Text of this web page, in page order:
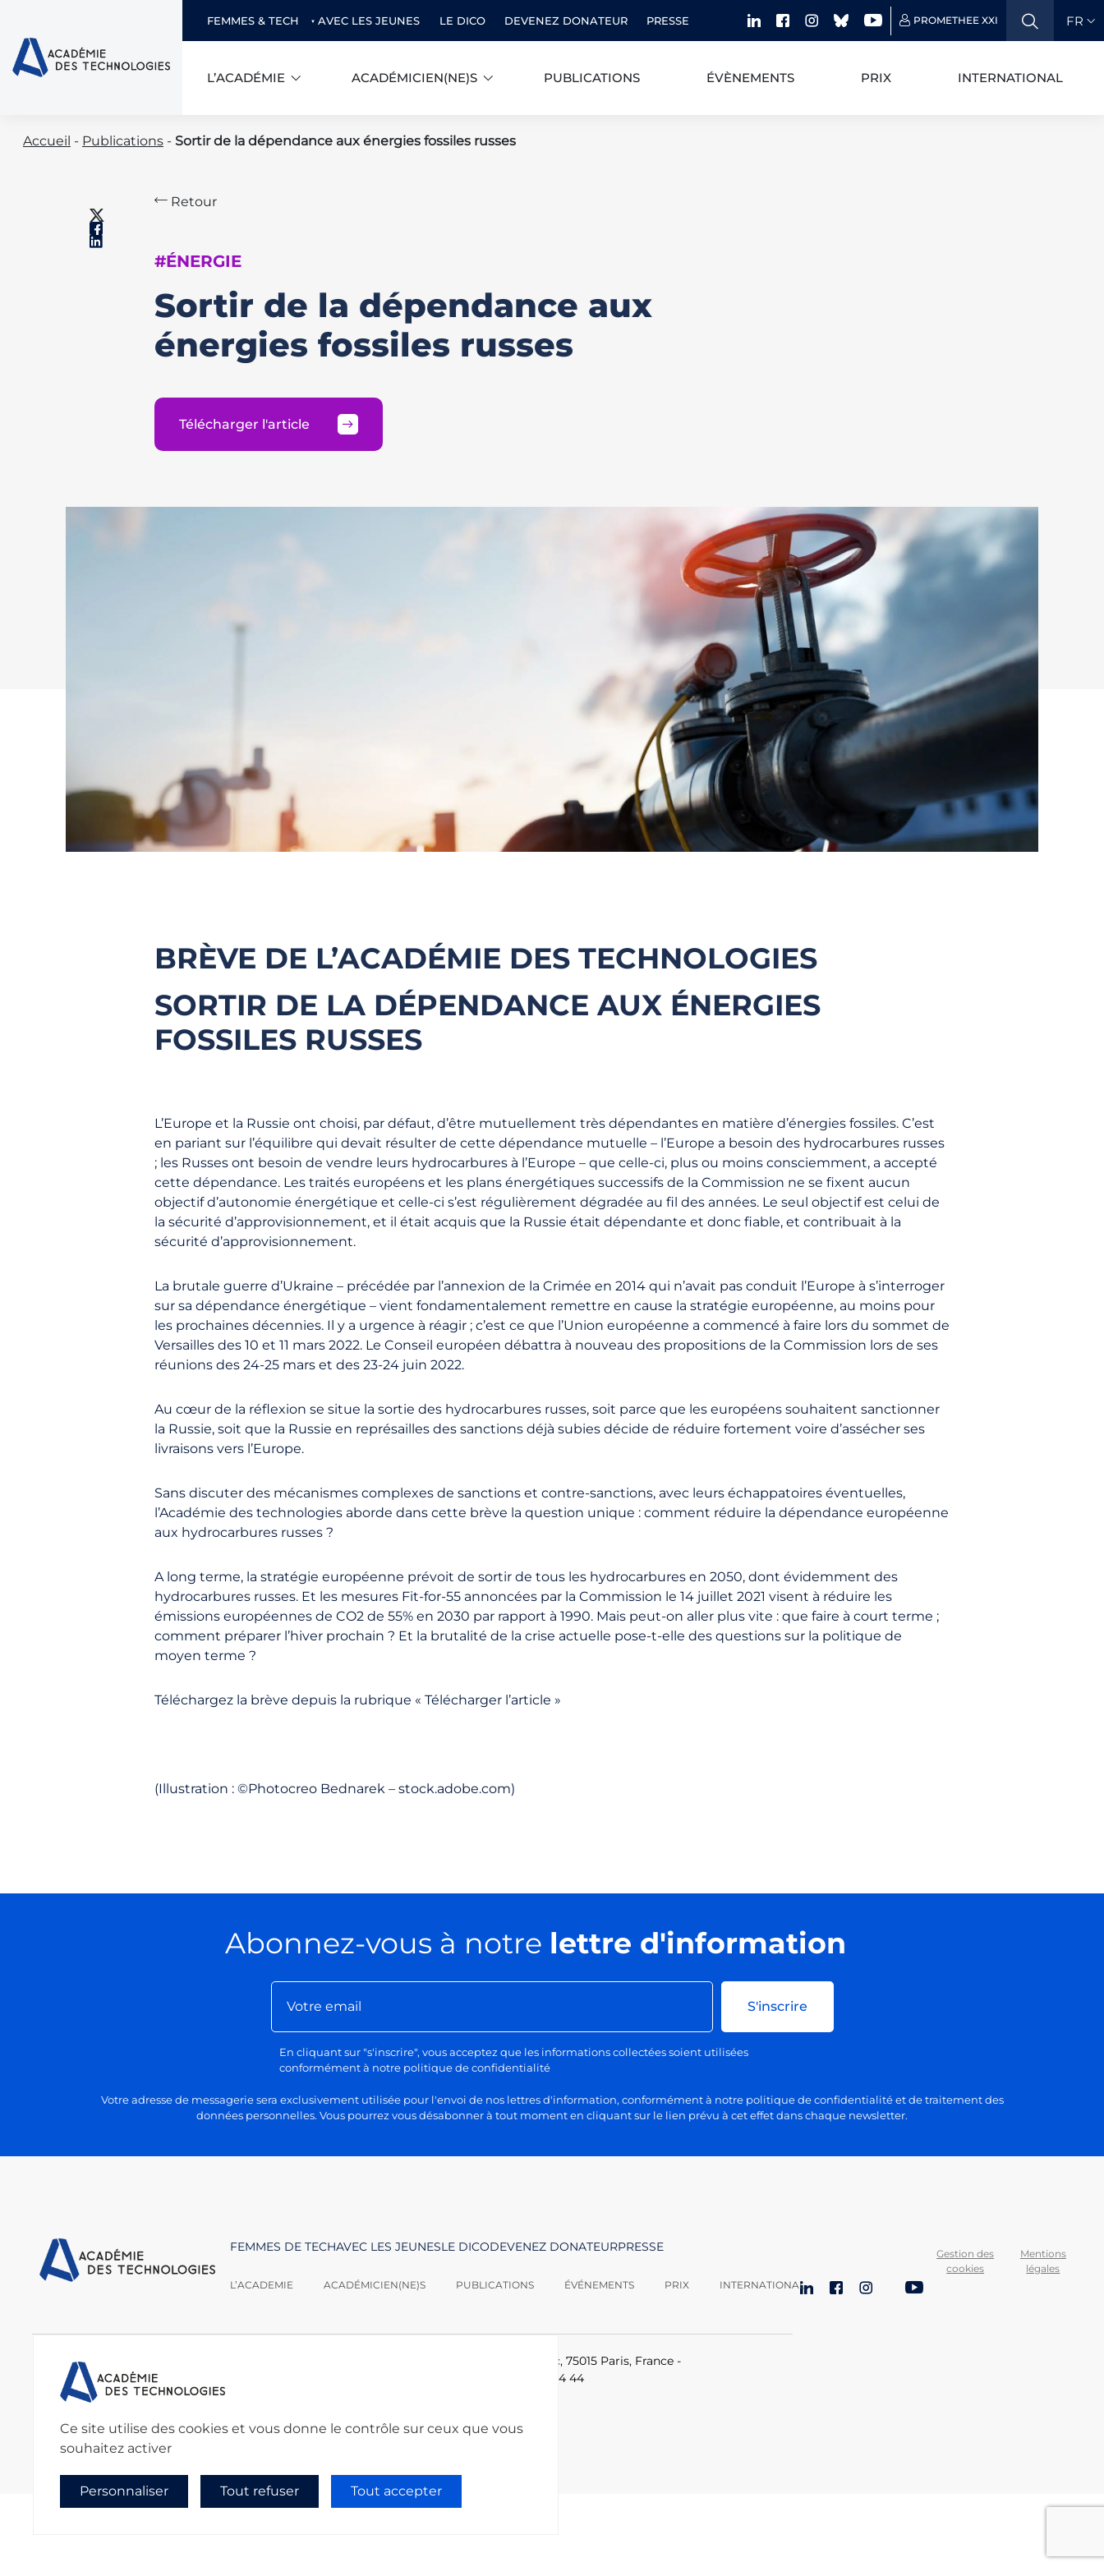
Ce site utilise des cookies et vous donne le contrôle sur ceux que vous
souhaitez activer
Tout accepter
Tout refuser
Personnaliser
FEMMES & TECH AVEC LES JEUNES LE DICO DEVENEZ DONATEUR PRESSE PROMETHEE XXI FR
L’ACADÉMIE ACADÉMICIEN(NE)S PUBLICATIONS ÉVÈNEMENTS PRIX INTERNATIONAL
Accueil - Publications - Sortir de la dépendance aux énergies fossiles russes
Retour
#ÉNERGIE
Sortir de la dépendance aux
énergies fossiles russes
Télécharger l'article
BRÈVE DE L’ACADÉMIE DES TECHNOLOGIES
SORTIR DE LA DÉPENDANCE AUX ÉNERGIES
FOSSILES RUSSES
L’Europe et la Russie ont choisi, par défaut, d’être mutuellement très dépendantes en matière d’énergies fossiles. C’est
en pariant sur l’équilibre qui devait résulter de cette dépendance mutuelle – l’Europe a besoin des hydrocarbures russes
; les Russes ont besoin de vendre leurs hydrocarbures à l’Europe – que celle-ci, plus ou moins consciemment, a accepté
cette dépendance. Les traités européens et les plans énergétiques successifs de la Commission ne se fixent aucun
objectif d’autonomie énergétique et celle-ci s’est régulièrement dégradée au fil des années. Le seul objectif est celui de
la sécurité d’approvisionnement, et il était acquis que la Russie était dépendante et donc fiable, et contribuait à la
sécurité d’approvisionnement.
La brutale guerre d’Ukraine – précédée par l’annexion de la Crimée en 2014 qui n’avait pas conduit l’Europe à s’interroger
sur sa dépendance énergétique – vient fondamentalement remettre en cause la stratégie européenne, au moins pour
les prochaines décennies. Il y a urgence à réagir ; c’est ce que l’Union européenne a commencé à faire lors du sommet de
Versailles des 10 et 11 mars 2022. Le Conseil européen débattra à nouveau des propositions de la Commission lors de ses
réunions des 24-25 mars et des 23-24 juin 2022.
Au cœur de la réflexion se situe la sortie des hydrocarbures russes, soit parce que les européens souhaitent sanctionner
la Russie, soit que la Russie en représailles des sanctions déjà subies décide de réduire fortement voire d’assécher ses
livraisons vers l’Europe.
Sans discuter des mécanismes complexes de sanctions et contre-sanctions, avec leurs échappatoires éventuelles,
l’Académie des technologies aborde dans cette brève la question unique : comment réduire la dépendance européenne
aux hydrocarbures russes ?
A long terme, la stratégie européenne prévoit de sortir de tous les hydrocarbures en 2050, dont évidemment des
hydrocarbures russes. Et les mesures Fit-for-55 annoncées par la Commission le 14 juillet 2021 visent à réduire les
émissions européennes de CO2 de 55% en 2030 par rapport à 1990. Mais peut-on aller plus vite : que faire à court terme ;
comment préparer l’hiver prochain ? Et la brutalité de la crise actuelle pose-t-elle des questions sur la politique de
moyen terme ?
Téléchargez la brève depuis la rubrique « Télécharger l’article »
(Illustration : ©Photocreo Bednarek – stock.adobe.com)
Abonnez-vous à notre lettre d'information
S'inscrire
En cliquant sur "s'inscrire", vous acceptez que les informations collectées soient utilisées
conformément à notre politique de confidentialité
Votre adresse de messagerie sera exclusivement utilisée pour l'envoi de nos lettres d'information, conformément à notre politique de confidentialité et de traitement des
données personnelles. Vous pourrez vous désabonner à tout moment en cliquant sur le lien prévu à cet effet dans chaque newsletter.
FEMMES DE TECHAVEC LES JEUNESLE DICODEVENEZ DONATEURPRESSE
L’ACADEMIE ACADÉMICIEN(NE)S PUBLICATIONS ÉVÉNEMENTS PRIX INTERNATIONAL
Le Ponant, 19 rue Leblanc, 75015 Paris, France -
+33 (0)1 53 85 44 44
LinkedInFacebook
Instagram
BlueskyYouTube
Gestion des
cookies
Mentions
légales